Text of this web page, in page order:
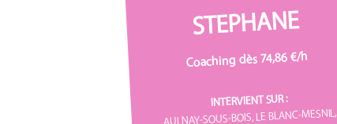
STEPHANE
Coaching dès 74,86 €/h
INTERVIENT SUR :
AULNAY-SOUS-BOIS, LE BLANC-MESNIL,